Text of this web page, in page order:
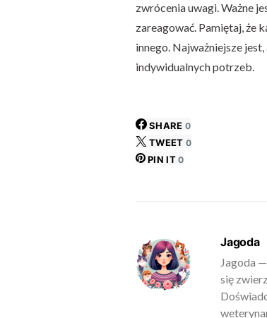
zwrócenia uwagi. Ważne
zareagować. Pamiętaj, że
innego. Najważniejsze
indywidualnych potrzeb.
SHARE 0
TWEET 0
PIN IT 0
Jagoda
Jagoda
się